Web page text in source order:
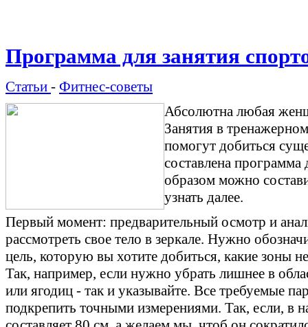
Программа для занятия
Статьи - Фитнес-советы
Абсолютна любая
Занятия в
помогут добиться
составлена
образом можно
узнать далее.
Первый момент: предварительный осмотр и
рассмотреть свое тело в зеркале. Нужно
цель, которую вы хотите добиться, какие зоны
Так, например, если нужно убрать лишнее в
или ягодиц - так и указывайте. Все требуемые
подкрепить точными измерениями. Так, если, в